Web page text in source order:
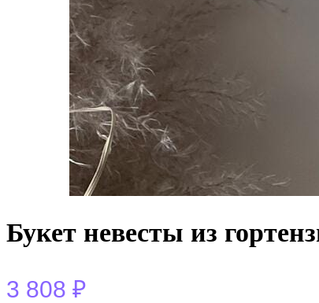
Букет невесты из
3 808 ₽